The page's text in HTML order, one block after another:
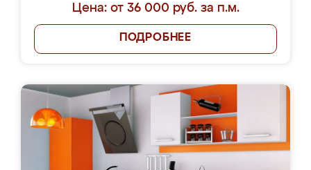
Цена: от 36 000 руб. за п.м.
ПОДРОБНЕЕ